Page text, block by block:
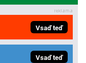
Vsaď teď
Vsaď teď